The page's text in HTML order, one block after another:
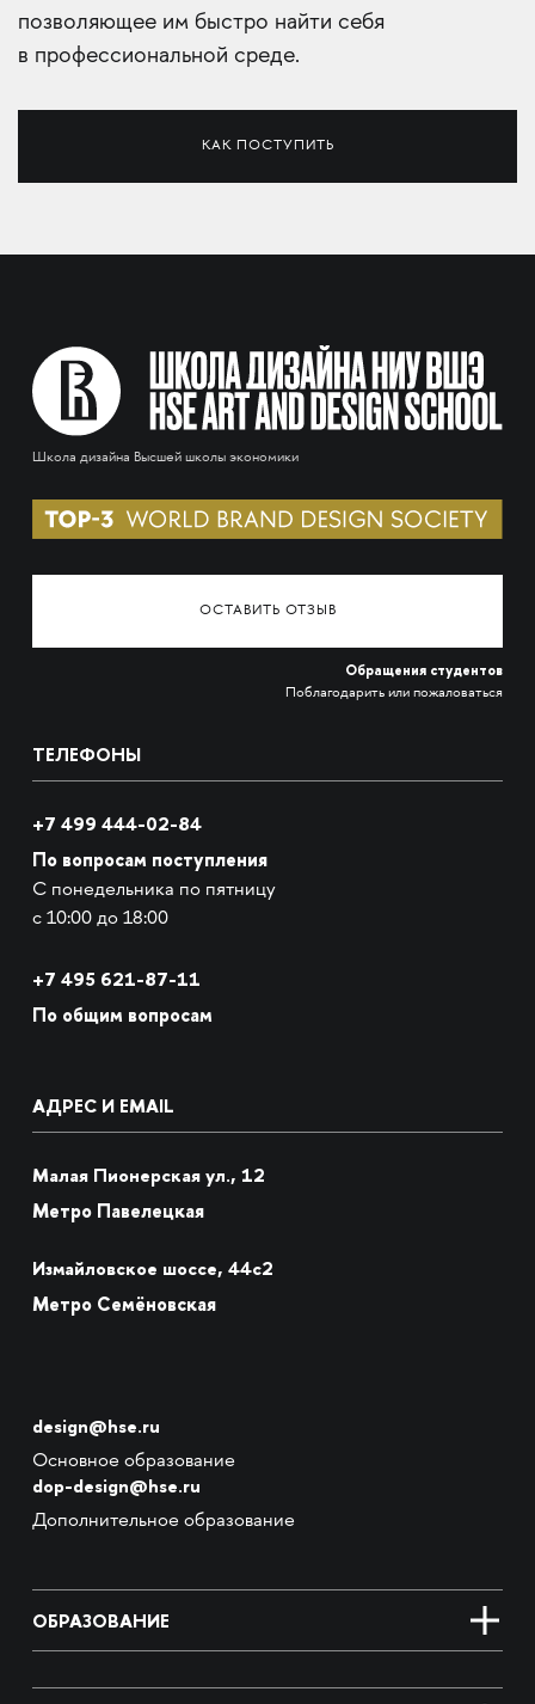
позволяющее им быстро найти себя
в профессиональной среде.
КАК ПОСТУПИТЬ
Школа дизайна Высшей школы экономики
ОСТАВИТЬ ОТЗЫВ
Обращения студентов
Поблагодарить или пожаловаться
ТЕЛЕФОНЫ
+7 499 444-02-84
По вопросам поступления
С понедельника по пятницу
с 10:00 до 18:00
+7 495 621-87-11
По общим вопросам
АДРЕС И EMAIL
Малая Пионерская ул., 12
Метро Павелецкая
Измайловское шоссе, 44с2
Метро Семёновская
design@hse.ru
Основное образование
dop-design@hse.ru
Дополнительное образование
ОБРАЗОВАНИЕ